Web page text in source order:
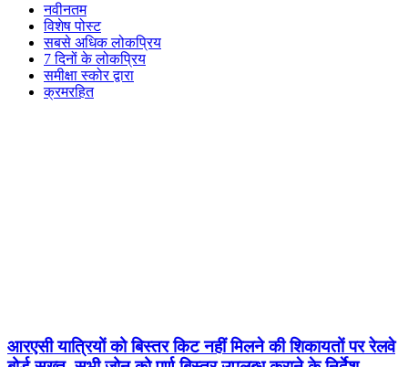
नवीनतम
विशेष पोस्ट
सबसे अधिक लोकप्रिय
7 दिनों के लोकप्रिय
समीक्षा स्कोर द्वारा
क्रमरहित
आरएसी यात्रियों को बिस्तर किट नहीं मिलने की शिकायतों पर रेलवे